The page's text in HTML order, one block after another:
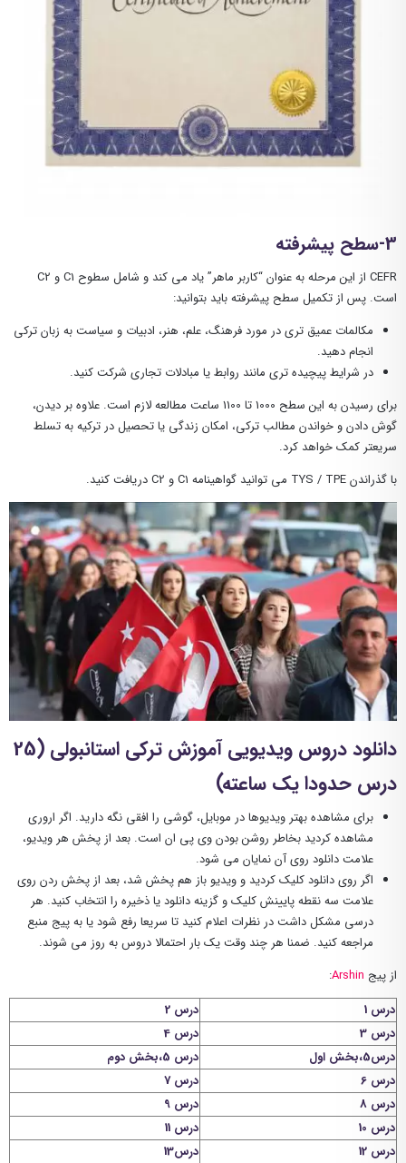
3-سطح پیشرفته
CEFR از این مرحله به عنوان “کاربر ماهر” یاد می کند و شامل سطوح C1 و C2
است. پس از تکمیل سطح پیشرفته باید بتوانید:
مکالمات عمیق تری در مورد فرهنگ، علم، هنر، ادبیات و سیاست به زبان ترکی
انجام دهید.
در شرایط پیچیده تری مانند روابط یا مبادلات تجاری شرکت کنید.
برای رسیدن به این سطح 1000 تا 1100 ساعت مطالعه لازم است. علاوه بر دیدن،
گوش دادن و خواندن مطالب ترکی، امکان زندگی یا تحصیل در ترکیه به تسلط
سریعتر کمک خواهد کرد.
با گذراندن TYS / TPE می توانید گواهینامه C1 و C2 دریافت کنید.
دانلود دروس ویدیویی آموزش ترکی استانبولی (25
درس حدودا یک ساعته)
برای مشاهده بهتر ویدیوها در موبایل، گوشی را افقی نگه دارید. اگر اروری
مشاهده کردید بخاطر روشن بودن وی پی ان است. بعد از پخش هر ویدیو،
علامت دانلود روی آن نمایان می شود.
اگر روی دانلود کلیک کردید و ویدیو باز هم پخش شد، بعد از پخش ردن روی
علامت سه نقطه پایینش کلیک و گزینه دانلود یا ذخیره را انتخاب کنید. هر
درسی مشکل داشت در نظرات اعلام کنید تا سریعا رفع شود یا به پیج منبع
مراجعه کنید. ضمنا هر چند وقت یک بار احتمالا دروس به روز می شوند.
از پیج Arshin
:
درس 1
درس 2
درس 3
درس 4
درس5،بخش اول
درس 5،بخش دوم
درس 6
درس 7
درس 8
درس 9
درس 10
درس 11
درس 12
درس13